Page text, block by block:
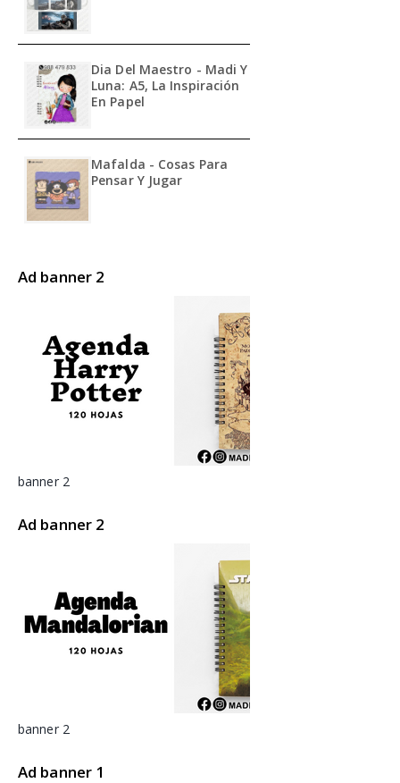
Dia Del Maestro - Madi Y
Luna: A5, La Inspiración
En Papel
Mafalda - Cosas Para
Pensar Y Jugar
Ad banner 2
banner 2
Ad banner 2
banner 2
Ad banner 1